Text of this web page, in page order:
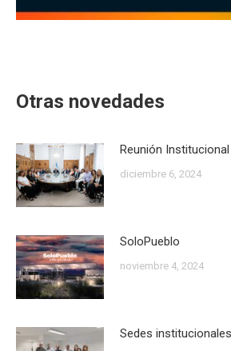
Otras novedades
Reunión Institucional
diciembre 6, 2024
SoloPueblo
noviembre 4, 2024
Sedes